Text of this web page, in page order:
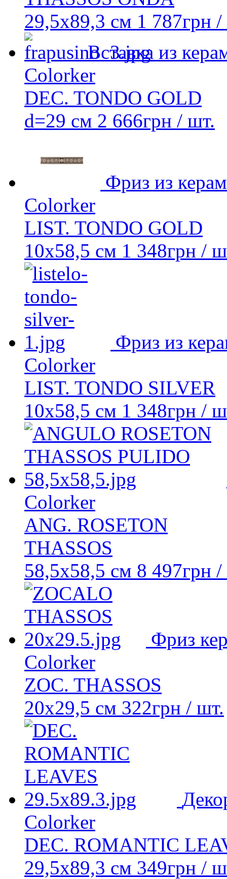
29,5x89,3 см 1 787грн /
Вставка из
Colorker
DEC. TONDO GOLD
d=29 см 2 666грн / шт.
Фриз из
Colorker
LIST. TONDO GOLD
10х58,5 см 1 348грн /
Фриз из
Colorker
LIST. TONDO SILVER
10х58,5 см 1 348грн /
Colorker
ANG. ROSETON
THASSOS
58,5x58,5 см 8 497грн /
Фриз
Colorker
ZOC. THASSOS
20x29,5 см 322грн / шт.
Colorker
DEC. ROMANTIC
29,5x89,3 см 349грн /